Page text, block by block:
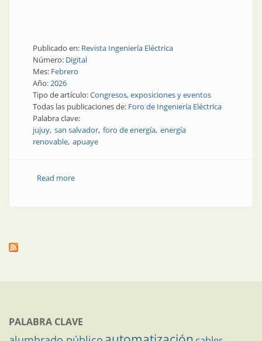
Publicado en: Revista Ingeniería Eléctrica
Número: Digital
Mes: Febrero
Año:2026
Tipo de artículo:Congresos, exposiciones y eventos
Todas las publicaciones de: Foro de Ingeniería Eléctrica
Palabra clave:
jujuy san salvador foro de energía energía
renovable apuaye
Read moreabout Un foro en Jujuy atrae a todos los sectores
PALABRA CLAVE